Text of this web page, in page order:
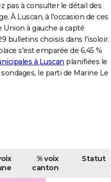
pas à consulter le détail des
À Luscan, à l'occasion de ces
à gauche a capté
bulletins choisis dans l'isoloir.
s'est emparée de 6,45 %
à Luscan planifiées le
le parti de Marine Le
% voix
canton
Statut